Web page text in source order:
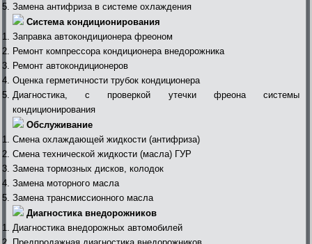
Замена антифриза в системе охлаждения
Система кондиционирования
Заправка автокондиционера фреоном
Ремонт компрессора кондиционера внедорожника
Ремонт автокондиционеров
Оценка герметичности трубок кондиционера
Диагностика, с проверкой утечки фреона системы
кондиционирования
Обслуживание
Смена охлаждающей жидкости (антифриза)
Смена технической жидкости (масла) ГУР
Замена тормозных дисков, колодок
Замена моторного масла
Замена трансмиссионного масла
Диагностика внедорожников
Диагностика внедорожных автомобилей